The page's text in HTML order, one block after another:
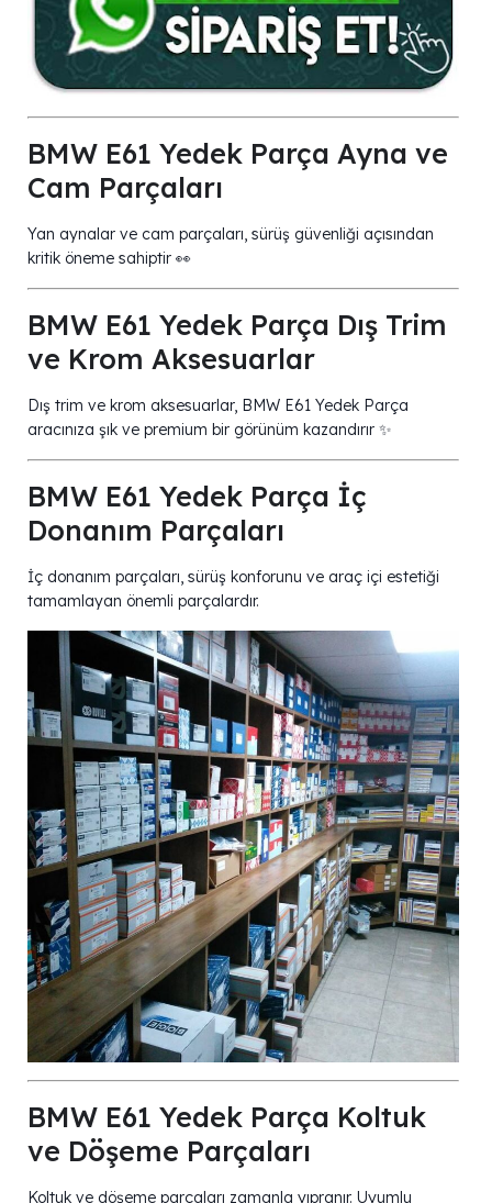
BMW E61 Yedek Parça Ayna ve
Cam Parçaları
Yan aynalar ve cam parçaları, sürüş güvenliği açısından
kritik öneme sahiptir 👀
BMW E61 Yedek Parça Dış Trim
ve Krom Aksesuarlar
Dış trim ve krom aksesuarlar, BMW E61 Yedek Parça
aracınıza şık ve premium bir görünüm kazandırır ✨
BMW E61 Yedek Parça İç
Donanım Parçaları
İç donanım parçaları, sürüş konforunu ve araç içi estetiği
tamamlayan önemli parçalardır.
BMW E61 Yedek Parça Koltuk
ve Döşeme Parçaları
Koltuk ve döşeme parçaları zamanla yıpranır. Uyumlu